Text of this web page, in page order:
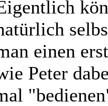
einen
Peter